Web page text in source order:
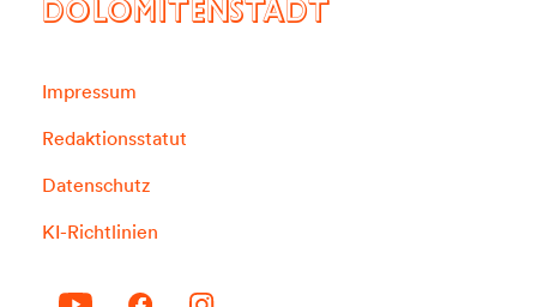
DOLOMITENSTADT
Impressum
Redaktionsstatut
Datenschutz
KI-Richtlinien